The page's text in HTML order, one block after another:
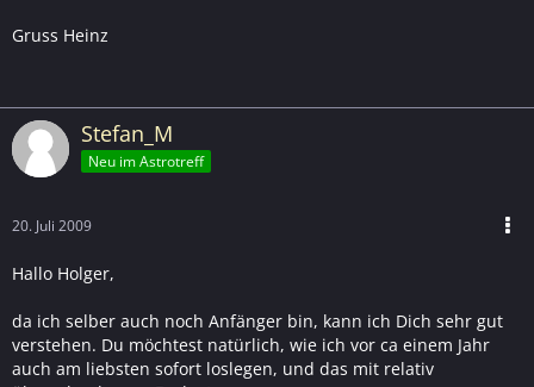
Gruss Heinz
Stefan_M
Neu im Astrotreff
20. Juli 2009
Hallo Holger,
da ich selber auch noch Anfänger bin, kann ich Dich sehr gut
verstehen. Du möchtest natürlich, wie ich vor ca einem Jahr
auch am liebsten sofort loslegen, und das mit relativ